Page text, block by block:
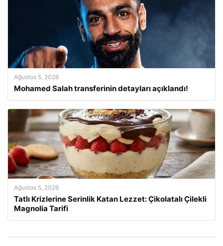
Ağustos 5, 2026
Mohamed Salah transferinin detayları açıklandı!
Ağustos 5, 2026
Tatlı Krizlerine Serinlik Katan Lezzet: Çikolatalı Çilekli
Magnolia Tarifi